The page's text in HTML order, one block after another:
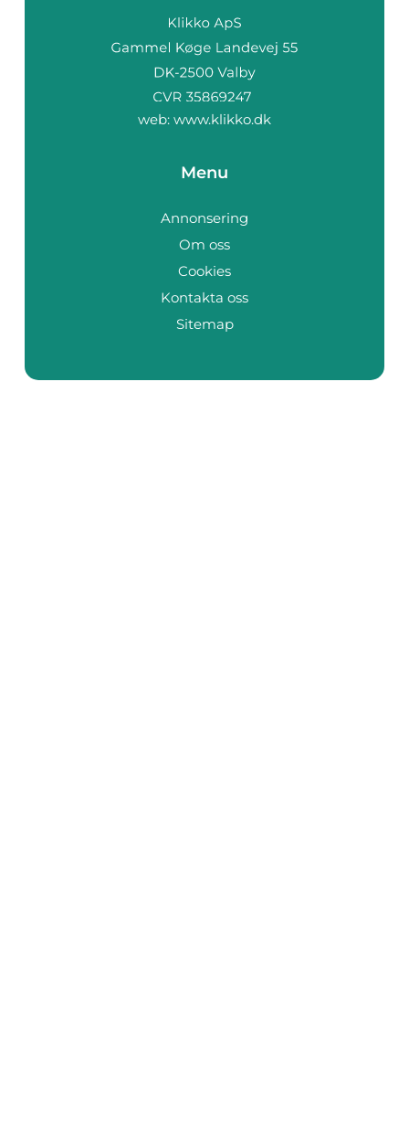
web: www.klikko.dk
Menu
Annonsering
Om oss
Cookies
Kontakta oss
Sitemap